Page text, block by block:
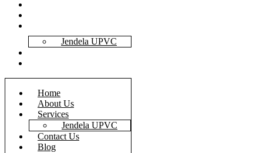
Jendela UPVC
Home
About Us
Services
Jendela UPVC
Contact Us
Blog